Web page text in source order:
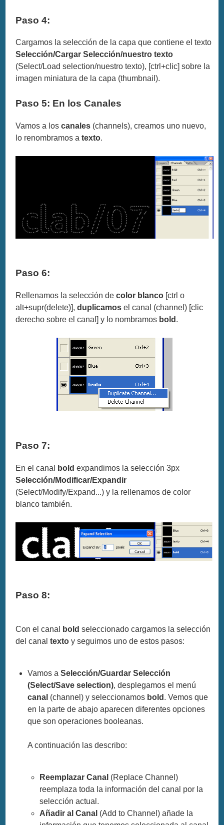
Paso 4:
Cargamos la selección de la capa que contiene el texto
Selección/Cargar Selección/nuestro texto
(Select/Load selection/nuestro texto), [ctrl+clic] sobre la
imagen miniatura de la capa (thumbnail).
Paso 5: En los Canales
Vamos a loscanales (channels), creamos uno nuevo,
lo renombramos atexto.
Paso 6:
Rellenamos la selección decolor blanco [ctrl o
alt+supr(delete)],duplicamos el canal (channel) [clic
derecho sobre el canal] y lo nombramos bold .
Paso 7:
En el canal bold expandimos la selección 3px
Selección/Modificar/Expandir
(Select/Modify/Expand...) y la rellenamos de color
blanco también.
Paso 8:
Con el canal bold seleccionado cargamos la selección
del canaltexto y seguimos uno de estos pasos:
Vamos aSelección/Guardar Selección
(Select/Save selection), desplegamos el menú
canal (channel) y seleccionamos bold . Vemos que
en la parte de abajo aparecen diferentes opciones
que son operaciones booleanas.
A continuación las describo:
Reemplazar Canal (Replace Channel)
reemplaza toda la información del canal por la
selección actual.
Añadir al Canal (Add to Channel) añade la